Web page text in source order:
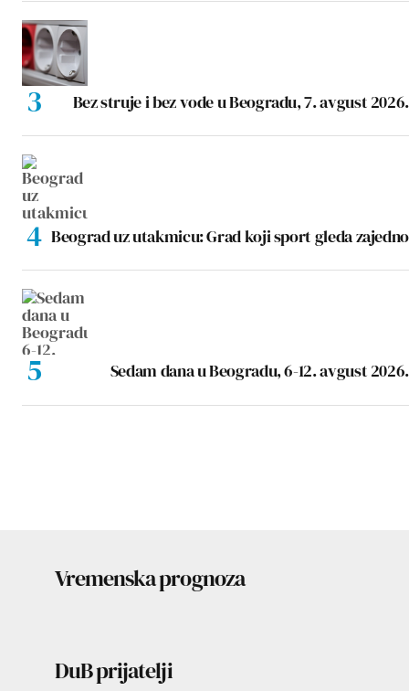
Bez struje i bez vode u Beogradu, 7. avgust 2026.
Beograd uz utakmicu: Grad koji sport gleda zajedno
Sedam dana u Beogradu, 6-12. avgust 2026.
Vremenska prognoza
DuB prijatelji